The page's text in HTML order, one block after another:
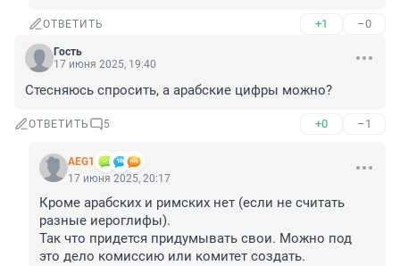
ОТВЕТИТЬ +1 –0
Гость
17 июня 2025, 19:40
Стесняюсь спросить, а арабские цифры можно?
ОТВЕТИТЬ 5 +0 –1
AEG1
17 июня 2025, 20:17
Кроме арабских и римских нет (если не считать
разные иероглифы).
Так что придется придумывать свои. Можно под
это дело комиссию или комитет создать.